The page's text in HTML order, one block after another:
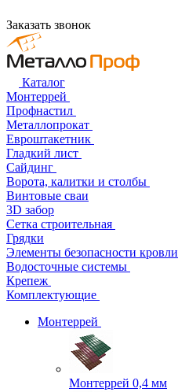
Заказать звонок
Каталог
Монтеррей
Профнастил
Металлопрокат
Евроштакетник
Гладкий лист
Сайдинг
Ворота, калитки и столбы
Винтовые сваи
3D забор
Сетка строительная
Грядки
Элементы безопасности кровли
Водосточные системы
Крепеж
Комплектующие
Монтеррей
Монтеррей 0,4 мм